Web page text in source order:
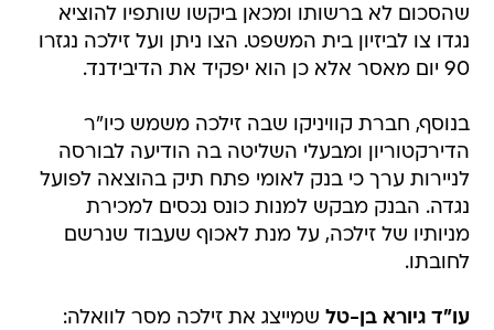
שהסכום לא ברשותו ומכאן ביקשו שותפיו להוציא
נגדו צו לביזיון בית המשפט. הצו ניתן ועל זילכה נגזרו
90 יום מאסר אלא כן הוא יפקיד את הדיבידנד.
בנוסף, חברת קוויניקו שבה זילכה משמש כיו"ר
הדירקטוריון ומבעלי השליטה בה הודיעה לבורסה
לניירות ערך כי בנק לאומי פתח תיק בהוצאה לפועל
נגדה. הבנק מבקש למנות כונס נכסים למכירת
מניותיו של זילכה, על מנת לאכוף שעבוד שנרשם
לחובתו.
עו"ד גיורא בן-טל שמייצג את זילכה מסר לוואלה: